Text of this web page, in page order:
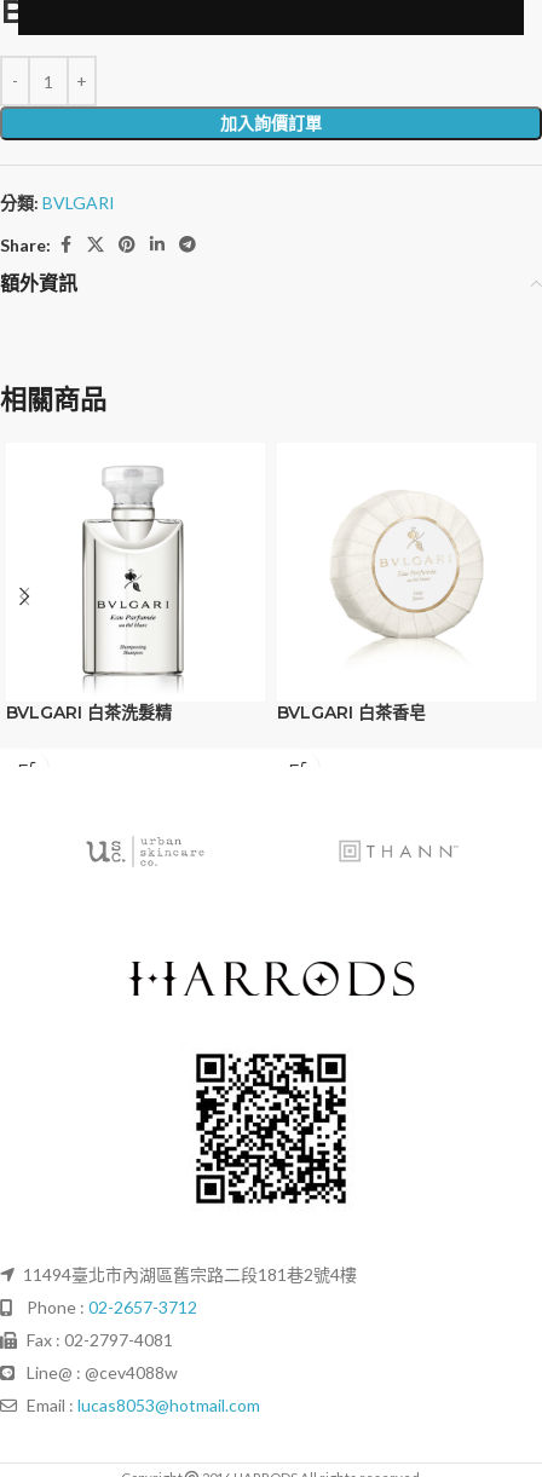
BeeKind 潔面皂-28g
加入詢價訂單
分類: BVLGARI
Share:
額外資訊
相關商品
BVLGARI 白茶洗髮精 BVLGARI 白茶香皂
11494臺北市內湖區舊宗路二段181巷2號4樓
Phone : 02-2657-3712
Fax : 02-2797-4081
Line@ : @cev4088w
Email : lucas8053@hotmail.com